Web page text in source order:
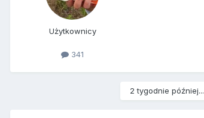
Użytkownicy
341
2 tygodnie później...